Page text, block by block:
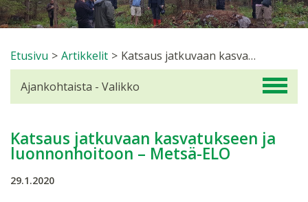
Etusivu > Artikkelit > Katsaus jatkuvaan kasvatukseen ja luonnonhoitoon – Metsä-ELO
Katsaus jatkuvaan kasvatukseen ja
luonnonhoitoon – Metsä-ELO
29.1.2020
Ajankohtaista - Valikko